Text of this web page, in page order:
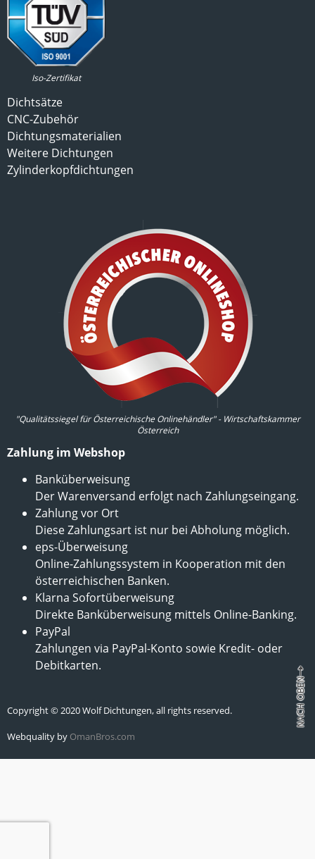
Iso-Zertifikat
Dichtsätze
CNC-Zubehör
Dichtungsmaterialien
Weitere Dichtungen
Zylinderkopfdichtungen
"Qualitätssiegel für Österreichische Onlinehändler" - Wirtschaftskammer
Österreich
Zahlung im Webshop
Banküberweisung
Der Warenversand erfolgt nach Zahlungseingang.
Zahlung vor Ort
Diese Zahlungsart ist nur bei Abholung möglich.
eps-Überweisung
Online-Zahlungssystem in Kooperation mit den
österreichischen Banken.
Klarna Sofortüberweisung
Direkte Banküberweisung mittels Online-Banking.
PayPal
Zahlungen via PayPal-Konto sowie Kredit- oder
Debitkarten.
Copyright © 2020 Wolf Dichtungen, all rights reserved.
Webquality by OmanBros.com